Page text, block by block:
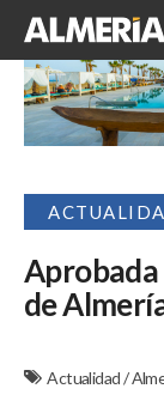
Aprobada
de
Actualidad/